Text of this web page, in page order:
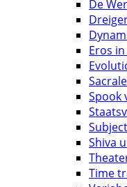
De
Eros
Spook
Shiva
Time